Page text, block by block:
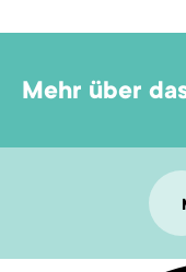
Mehr über